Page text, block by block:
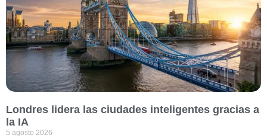
Londres lidera las ciudades inteligentes gracias a
la IA
5 agosto 2026